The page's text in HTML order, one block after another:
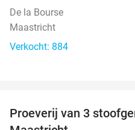
De la Bourse
Maastricht
Verkocht: 884
Proeverij van 3